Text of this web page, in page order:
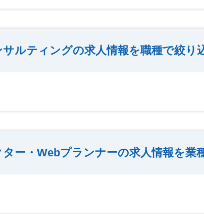
サルティングの求人情報を職種で絞り
ー・Webプランナーの求人情報を業